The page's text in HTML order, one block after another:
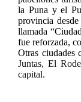
la Puna y el
provincia
llamada
fue reforzada,
Otras ciudades
Juntas, El
capital.